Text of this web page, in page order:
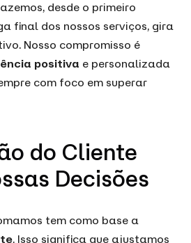
desde o primeiro
final dos nossos serviços, gira
Nosso compromisso é
positiva e personalizada
com foco em superar
do Cliente
Decisões
tem como base a
. Isso significa que ajustamos